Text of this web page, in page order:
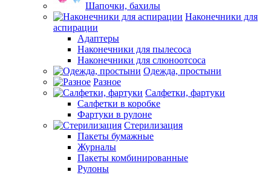
Шапочки, бахилы
Наконечники для
аспирации
Адаптеры
Наконечники для пылесоса
Наконечники для слюноотсоса
Одежда, простыни
Разное
Салфетки, фартуки
Салфетки в коробке
Фартуки в рулоне
Стерилизация
Пакеты бумажные
Журналы
Пакеты комбинированные
Рулоны